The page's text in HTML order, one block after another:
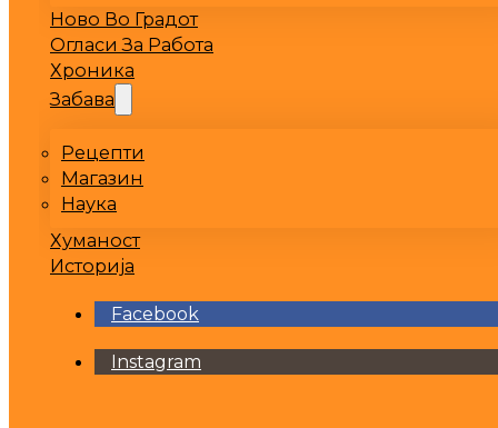
Ново Во Градот
Огласи За Работа
Хроника
Забава
Рецепти
Магазин
Наука
Хуманост
Историја
Facebook
Instagram